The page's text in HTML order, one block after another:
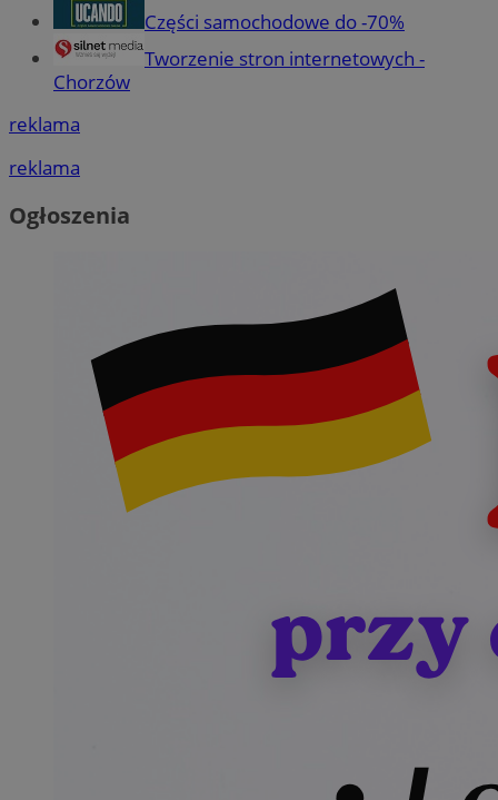
Części samochodowe do -70%
Tworzenie stron internetowych -
Chorzów
reklama
reklama
Ogłoszenia